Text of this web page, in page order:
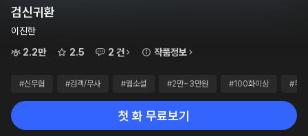
검신귀환
이진한
2.2만
2.5 2 건 작품정보
#신무협 #검객/무사 #웹소설 #2만~3만원 #100화이상 #무
첫 화 무료보기